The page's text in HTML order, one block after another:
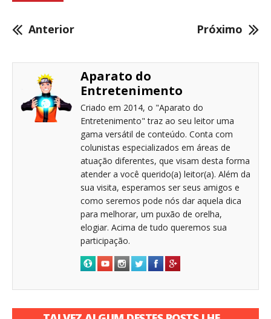
Anterior Próximo
Aparato do
Entretenimento
Criado em 2014, o "Aparato do
Entretenimento" traz ao seu leitor uma
gama versátil de conteúdo. Conta com
colunistas especializados em áreas de
atuação diferentes, que visam desta forma
atender a você querido(a) leitor(a). Além da
sua visita, esperamos ser seus amigos e
como seremos pode nós dar aquela dica
para melhorar, um puxão de orelha,
elogiar. Acima de tudo queremos sua
participação.